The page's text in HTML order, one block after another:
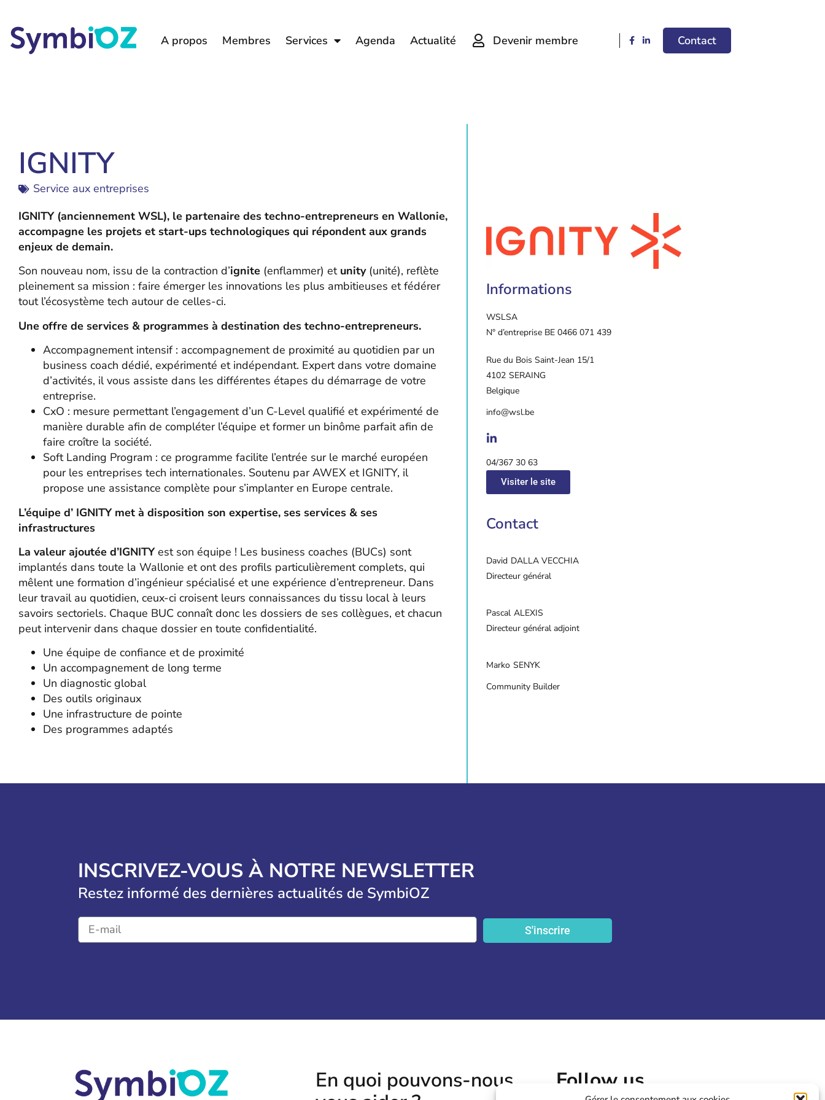
A propos Membres Services Agenda Actualité Devenir membre Contact
IGNITY
Service aux entreprises
IGNITY (anciennement WSL), le partenaire des techno-entrepreneurs en Wallonie,
accompagne les projets et start-ups technologiques qui répondent aux grands
enjeux de demain.
Son nouveau nom, issu de la contraction d’ignite (enflammer) et unity(unité), reflète
pleinement sa mission : faire émerger les innovations les plus ambitieuses et fédérer
tout l’écosystème tech autour de celles-ci.
Une offre de services & programmes à destination des techno-entrepreneurs.
Accompagnement intensif : accompagnement de proximité au quotidien par un
business coach dédié, expérimenté et indépendant. Expert dans votre domaine
d’activités, il vous assiste dans les différentes étapes du démarrage de votre
entreprise.
CxO : mesure permettant l’engagement d’un C-Level qualifié et expérimenté de
manière durable afin de compléter l’équipe et former un binôme parfait afin de
faire croître la société.
Soft Landing Program : ce programme facilite l’entrée sur le marché européen
pour les entreprises tech internationales. Soutenu par AWEX et IGNITY, il
propose une assistance complète pour s’implanter en Europe centrale.
L’équipe d’ IGNITY met à disposition son expertise, ses services & ses
infrastructures
La valeur ajoutée d’IGNITYest son équipe ! Les business coaches (BUCs) sont
implantés dans toute la Wallonie et ont des profils particulièrement complets, qui
mêlent une formation d’ingénieur spécialisé et une expérience d’entrepreneur. Dans
leur travail au quotidien, ceux-ci croisent leurs connaissances du tissu local à leurs
savoirs sectoriels. Chaque BUC connaît donc les dossiers de ses collègues, et chacun
peut intervenir dans chaque dossier en toute confidentialité.
Une équipe de confiance et de proximité
Un accompagnement de long terme
Un diagnostic global
Des outils originaux
Une infrastructure de pointe
Des programmes adaptés
Informations
WSLSA
N° d’entreprise BE 0466 071 439
Rue du Bois Saint-Jean 15/1
4102 SERAING
Belgique
info@wsl.be
04/367 30 63
Visiter le site
Contact
David DALLA VECCHIA
Directeur général
Pascal ALEXIS
Directeur général adjoint
Marko SENYK
Community Builder
INSCRIVEZ-VOUS À NOTRE NEWSLETTER
Restez informé des dernières actualités de SymbiOZ
S'inscrire
En quoi pouvons-nous
Follow us